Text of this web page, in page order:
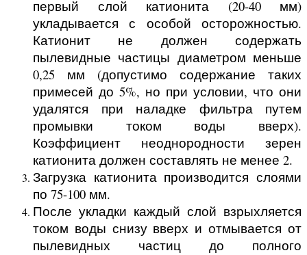
первый слой катионита (20-40 мм)
укладывается с особой осторожностью.
Катионит не должен содержать
пылевидные частицы диаметром меньше
0,25 мм (допустимо содержание таких
примесей до 5%, но при условии, что они
удалятся при наладке фильтра путем
промывки током воды вверх).
Коэффициент неоднородности зерен
катионита должен составлять не менее 2.
Загрузка катионита производится слоями
по 75-100 мм.
После укладки каждый слой взрыхляется
током воды снизу вверх и отмывается от
пылевидных частиц до полного